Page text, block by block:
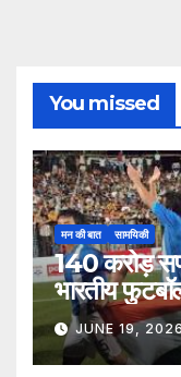
You missed
मन की बात सामयिकी
140 करोड़
भारतीय
JUNE 19,